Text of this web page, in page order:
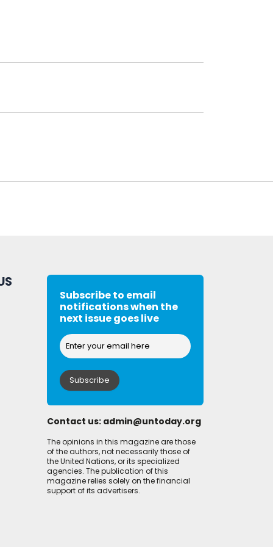
Subscribe to email
notifications when the
next issue goes live
Contact us: admin@untoday.org
The opinions in this magazine are those
of the authors, not necessarily those of
the United Nations, or its specialized
agencies. The publication of this
magazine relies solely on the financial
support of its advertisers.